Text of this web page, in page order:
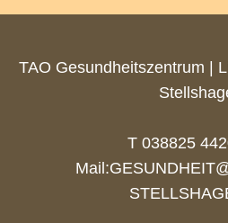
TAO Gesundheitszentrum |
T 038825
Mail: